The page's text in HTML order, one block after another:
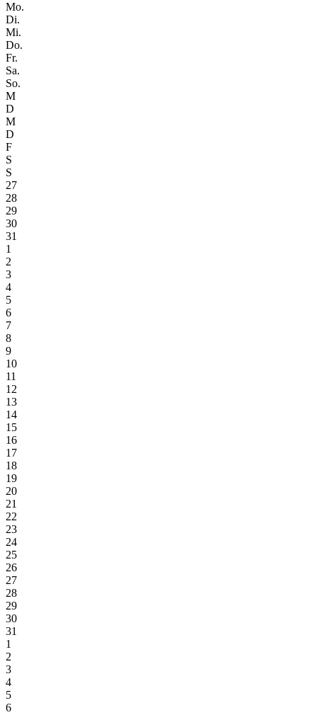
Mo.
Di.
Mi.
Do.
Fr.
Sa.
So.
M
D
M
D
F
S
S
27
28
29
30
31
1
2
3
4
5
6
7
8
9
10
11
12
13
14
15
16
17
18
19
20
21
22
23
24
25
26
27
28
29
30
31
1
2
3
4
5
6